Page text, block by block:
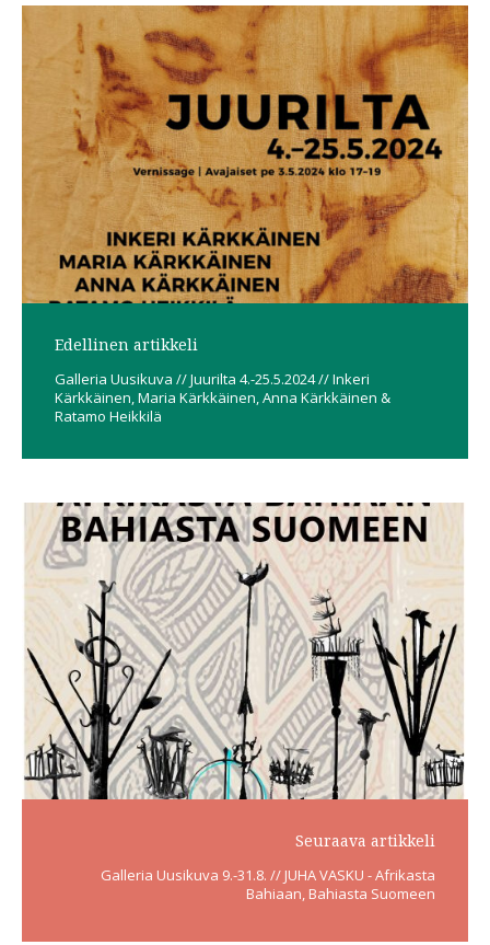
navigation
Edellinen artikkeli
Galleria Uusikuva // Juurilta 4.-25.5.2024 // Inkeri
Kärkkäinen, Maria Kärkkäinen, Anna Kärkkäinen &
Ratamo Heikkilä
Seuraava artikkeli
Galleria Uusikuva 9.-31.8. // JUHA VASKU - Afrikasta
Bahiaan, Bahiasta Suomeen